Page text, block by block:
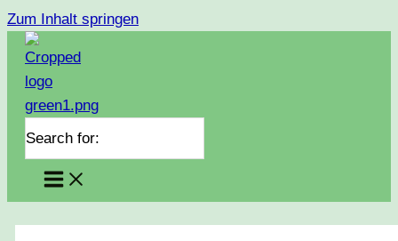
Zum Inhalt springen
Search for: